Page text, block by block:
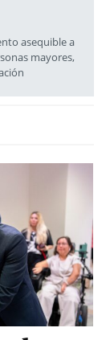
asequible a
mayores,